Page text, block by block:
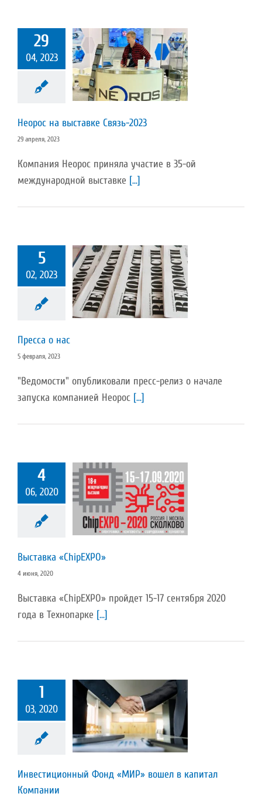
29
04, 2023
на выставке
Неорос на выставке Связь-2023
29 апреля, 2023
Компания Неорос приняла участие в 35-ой
международной выставке [...]
5
02, 2023
о нас
Пресса о нас
5 февраля, 2023
"Ведомости" опубликовали пресс-релиз о начале
запуска компанией Неорос [...]
4
06, 2020
«ChipEXPO»
Выставка «ChipEXPO»
4 июня, 2020
Выставка «ChipEXPO» пройдет 15-17 сентября 2020
года в Технопарке [...]
1
03, 2020
вошел в
Компании
Инвестиционный Фонд «МИР» вошел в капитал
Компании